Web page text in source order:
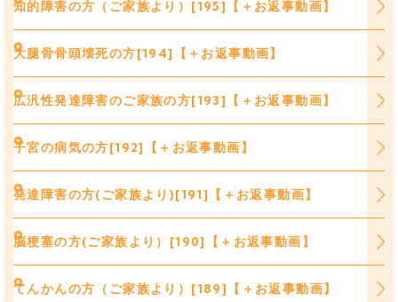
知的障害の方（ご家族より）[195]【＋お返事動画】
大腿骨骨頭壊死の方[194]【＋お返事動画】
広汎性発達障害のご家族の方[193]【＋お返事動画】
子宮の病気の方[192]【＋お返事動画】
発達障害の方(ご家族より)[191]【＋お返事動画】
脳梗塞の方(ご家族より）[190]【＋お返事動画】
てんかんの方（ご家族より）[189]【＋お返事動画】